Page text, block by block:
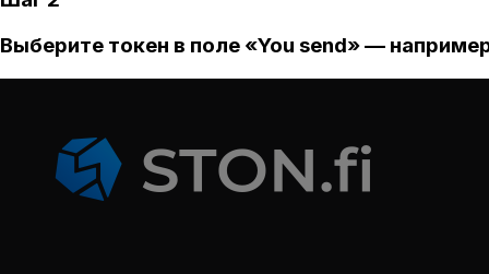
Выберите токен в поле «You send» —